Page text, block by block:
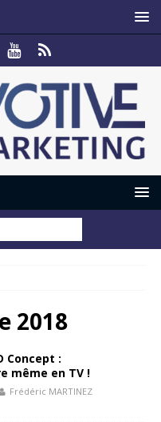
2018
Concept :
même en TV !
Frédéric MARTINEZ